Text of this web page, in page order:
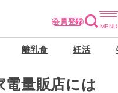
会員登録
離乳食 妊活
量販店には